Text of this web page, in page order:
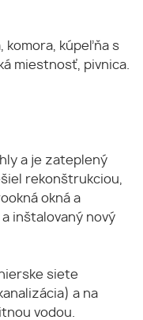
komora, kúpeľňa s
miestnosť, pivnica.
a je zateplený
rekonštrukciou,
okná a
inštalovaný nový
siete
a na
vodou.